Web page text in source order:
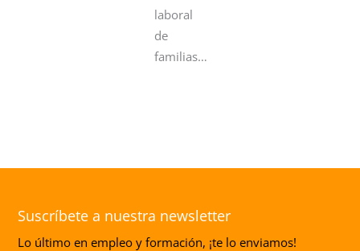
laboral
de
familias…
Suscríbete a nuestra newsletter
Lo último en empleo y formación, ¡te lo enviamos!